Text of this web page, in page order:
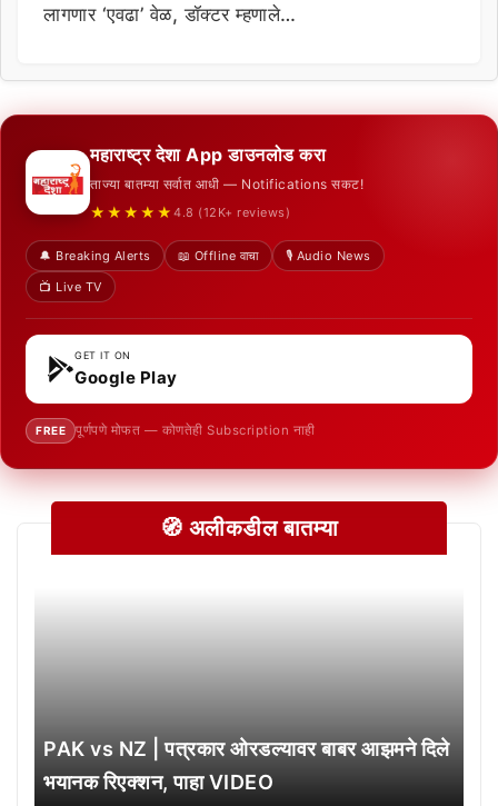
लागणार ‘एवढा’ वेळ, डॉक्टर म्हणाले…
महाराष्ट्र देशा App डाउनलोड करा
ताज्या बातम्या सर्वात आधी — Notifications सकट!
★★★★★ 4.8 (12K+ reviews)
🔔 Breaking Alerts 📖 Offline वाचा
🎙️ Audio News
📺 Live TV
GET IT ON
Google Play
FREE पूर्णपणे मोफत — कोणतेही Subscription नाही
🧭 अलीकडील बातम्या
PAK vs NZ | पत्रकार ओरडल्यावर बाबर आझमने दिले
भयानक रिएक्शन, पाहा VIDEO